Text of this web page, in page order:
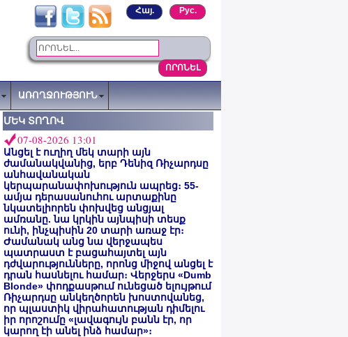
Рус.
Հայ.
ԱՌՈՂՋՈՒԹՅՈՒՆ
ՄԵԿ ՏՈՂՈՎ
07-08-2026 13:01
Անցել է ուղիղ մեկ տարի այն
ժամանակվանից, երբ Դենիզ Ռիչարդսը
անհավանական
կերպարանափոխություն ապրեց։ 55-
ամյա դերասանուհու արտաքինը
նկատելիորեն փոխվեց անցյալ
ամռանը. նա կրկին այնպիսի տեսք
ունի, ինչպիսին 20 տարի առաջ էր։
Ժամանակ անց նա վերջապես
պատրաստ է բացահայտել այն
դժվարությունները, որոնց միջով անցել է
դրան հասնելու համար։ Վերջերս «Dumb
Blonde» փոդքասթում ունեցած ելույթում
Ռիչարդսը անկեղծորեն խոստովանեց,
որ պլաստիկ վիրահատության դիմելու
իր որոշումը «լավագույն բանն էր, որ
կարող էի անել ինձ համար»։